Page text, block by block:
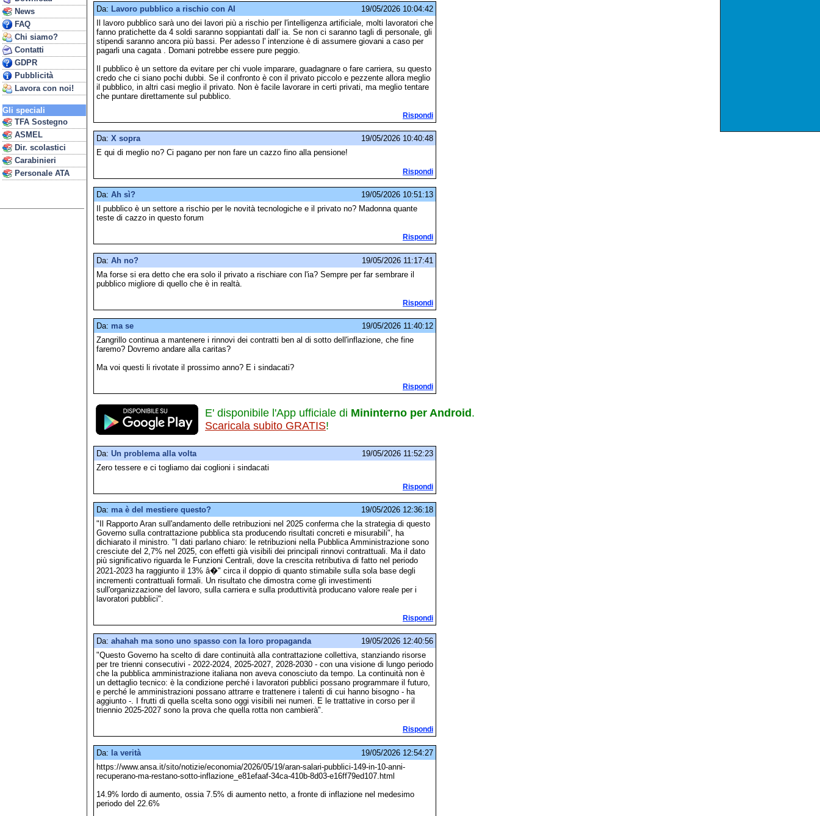
News
FAQ
Chi siamo?
Contatti
GDPR
Pubblicità
Lavora con noi!
Gli speciali
TFA Sostegno
ASMEL
Dir. scolastici
Carabinieri
Personale ATA
Da: Lavoro pubblico a rischio con AI
19/05/2026 10:04:42
Il lavoro pubblico sarà uno dei lavori più a rischio per l'intelligenza artificiale, molti lavoratori che
fanno pratichette da 4 soldi saranno soppiantati dall' ia. Se non ci saranno tagli di personale, gli
stipendi saranno ancora più bassi. Per adesso l' intenzione è di assumere giovani a caso per
pagarli una cagata . Domani potrebbe essere pure peggio.
Il pubblico è un settore da evitare per chi vuole imparare, guadagnare o fare carriera, su questo
credo che ci siano pochi dubbi. Se il confronto è con il privato piccolo e pezzente allora meglio
il pubblico, in altri casi meglio il privato. Non è facile lavorare in certi privati, ma meglio tentare
che puntare direttamente sul pubblico.
Rispondi
Da: X sopra
19/05/2026 10:40:48
E qui di meglio no? Ci pagano per non fare un cazzo fino alla pensione!
Rispondi
Da: Ah sì?
19/05/2026 10:51:13
Il pubblico è un settore a rischio per le novità tecnologiche e il privato no? Madonna quante
teste di cazzo in questo forum
Rispondi
Da: Ah no?
19/05/2026 11:17:41
Ma forse si era detto che era solo il privato a rischiare con l'ia? Sempre per far sembrare il
pubblico migliore di quello che è in realtà.
Rispondi
Da: ma se
19/05/2026 11:40:12
Zangrillo continua a mantenere i rinnovi dei contratti ben al di sotto dell'inflazione, che fine
faremo? Dovremo andare alla caritas?
Ma voi questi li rivotate il prossimo anno? E i sindacati?
Rispondi
E' disponibile l'App ufficiale di Mininterno per Android .
Scaricala subito GRATIS!
Da: Un problema alla volta
19/05/2026 11:52:23
Zero tessere e ci togliamo dai coglioni i sindacati
Rispondi
Da: ma è del mestiere questo?
19/05/2026 12:36:18
"Il Rapporto Aran sull'andamento delle retribuzioni nel 2025 conferma che la strategia di questo
Governo sulla contrattazione pubblica sta producendo risultati concreti e misurabili", ha
dichiarato il ministro. "I dati parlano chiaro: le retribuzioni nella Pubblica Amministrazione sono
cresciute del 2,7% nel 2025, con effetti già visibili dei principali rinnovi contrattuali. Ma il dato
più significativo riguarda le Funzioni Centrali, dove la crescita retributiva di fatto nel periodo
2021-2023 ha raggiunto il 13% â�" circa il doppio di quanto stimabile sulla sola base degli
incrementi contrattuali formali. Un risultato che dimostra come gli investimenti
sull'organizzazione del lavoro, sulla carriera e sulla produttività producano valore reale per i
lavoratori pubblici".
Rispondi
Da: ahahah ma sono uno spasso con la loro propaganda
19/05/2026 12:40:56
"Questo Governo ha scelto di dare continuità alla contrattazione collettiva, stanziando risorse
per tre trienni consecutivi - 2022-2024, 2025-2027, 2028-2030 - con una visione di lungo periodo
che la pubblica amministrazione italiana non aveva conosciuto da tempo. La continuità non è
un dettaglio tecnico: è la condizione perché i lavoratori pubblici possano programmare il futuro,
e perché le amministrazioni possano attrarre e trattenere i talenti di cui hanno bisogno - ha
aggiunto -. I frutti di quella scelta sono oggi visibili nei numeri. E le trattative in corso per il
triennio 2025-2027 sono la prova che quella rotta non cambierà".
Rispondi
Da: la verità
19/05/2026 12:54:27
https://www.ansa.it/sito/notizie/economia/2026/05/19/aran-salari-pubblici-149-in-10-anni-
recuperano-ma-restano-sotto-inflazione_e81efaaf-34ca-410b-8d03-e16ff79ed107.html
14.9% lordo di aumento, ossia 7.5% di aumento netto, a fronte di inflazione nel medesimo
periodo del 22.6%